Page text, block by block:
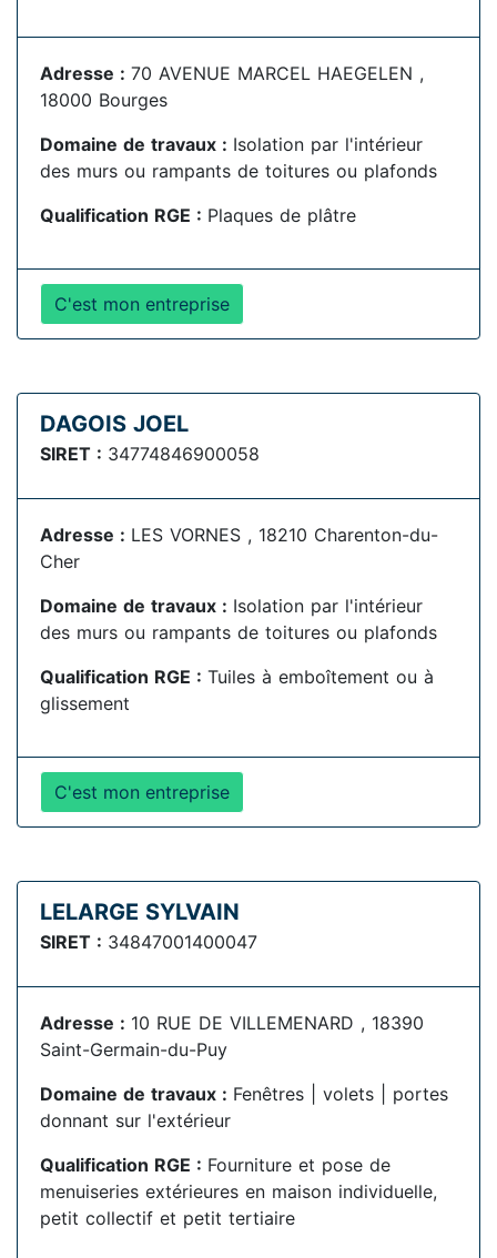
Adresse : 70 AVENUE MARCEL HAEGELEN ,
18000 Bourges
Domaine de travaux : Isolation par l'intérieur
des murs ou rampants de toitures ou plafonds
Qualification RGE : Plaques de plâtre
C'est mon entreprise
DAGOIS JOEL
SIRET : 34774846900058
Adresse : LES VORNES , 18210 Charenton-du-
Cher
Domaine de travaux : Isolation par l'intérieur
des murs ou rampants de toitures ou plafonds
Qualification RGE : Tuiles à emboîtement ou à
glissement
C'est mon entreprise
LELARGE SYLVAIN
SIRET : 34847001400047
Adresse : 10 RUE DE VILLEMENARD , 18390
Saint-Germain-du-Puy
Domaine de travaux : Fenêtres | volets | portes
donnant sur l'extérieur
Qualification RGE : Fourniture et pose de
menuiseries extérieures en maison individuelle,
petit collectif et petit tertiaire